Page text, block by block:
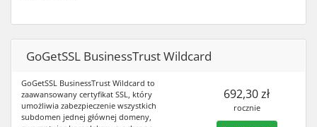
GoGetSSL BusinessTrust Wildcard
GoGetSSL BusinessTrust Wildcard to
zaawansowany certyfikat SSL, który
umożliwia zabezpieczenie wszystkich
subdomen jednej głównej domeny,
692,30 zł
rocznie